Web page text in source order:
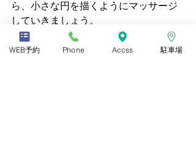
ら、小さな円を描くようにマッサージ
していきましょう。
ぜひお試しください。
WEB予約 Phone Accss 駐車場